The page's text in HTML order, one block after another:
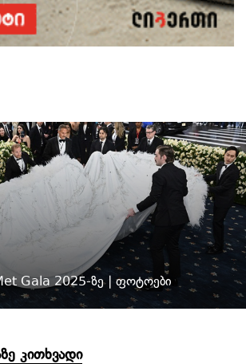
Gala 2025-ზე | ფოტოები
კითხვადი